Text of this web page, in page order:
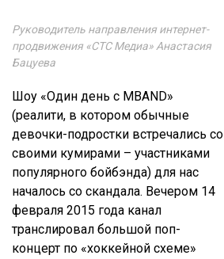
Руководитель направления интернет-
продвижения «СТС Медиа» Анастасия
Бацуева
Шоу «Один день с MBAND»
(реалити, в котором обычные
девочки-подростки встречались со
своими кумирами – участниками
популярного бойбэнда) для нас
началось со скандала. Вечером 14
февраля 2015 года канал
транслировал большой поп-
концерт по «хоккейной схеме»